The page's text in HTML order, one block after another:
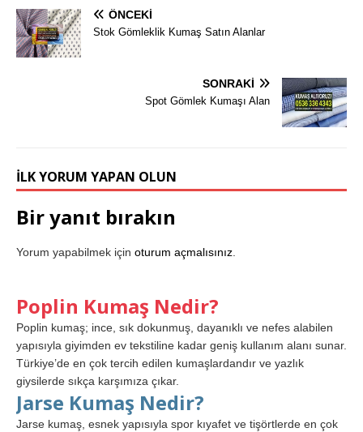
ÖNCEKI
Stok Gömleklik Kumaş Satın Alanlar
SONRAKI
Spot Gömlek Kumaşı Alan
İLK YORUM YAPAN OLUN
Bir yanıt bırakın
Yorum yapabilmek için oturum açmalısınız
Poplin Kumaş Nedir?
Poplin kumaş; ince, sık dokunmuş, dayanıklı ve nefes alabilen
yapısıyla giyimden ev tekstiline kadar geniş kullanım alanı sunar.
Türkiye’de en çok tercih edilen kumaşlardandır ve yazlık
giysilerde sıkça karşımıza çıkar.
Jarse Kumaş Nedir?
Jarse kumaş, esnek yapısıyla spor kıyafet ve tişörtlerde en çok